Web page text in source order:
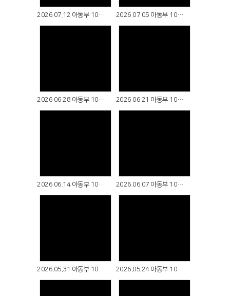
2026.07.12 아동부 10컷예배 2026.07.05 아동부 10컷예배
2026.06.28 아동부 10컷예배 2026.06.21 아동부 10컷예배
2026.06.14 아동부 10컷예배 2026.06.07 아동부 10컷예배
2026.05.31 아동부 10컷예배 2026.05.24 아동부 10컷예배